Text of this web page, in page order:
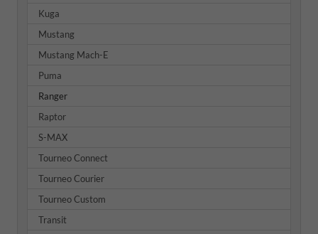
Kuga
Mustang
Mustang Mach-E
Puma
Ranger
Raptor
S-MAX
Tourneo Connect
Tourneo Courier
Tourneo Custom
Transit